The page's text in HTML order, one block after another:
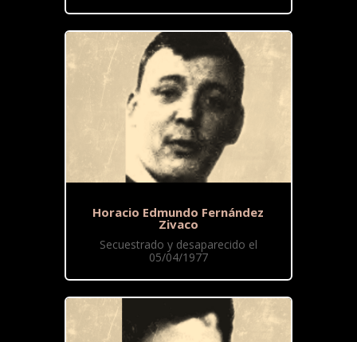
Horacio Edmundo Fernández
Zivaco
Secuestrado y desaparecido el
05/04/1977